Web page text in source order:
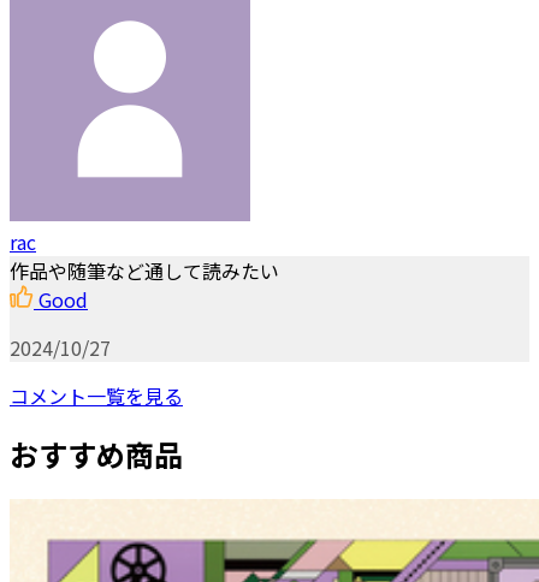
rac
作品や随筆など通して読みたい
Good
2024/10/27
コメント一覧を見る
おすすめ商品